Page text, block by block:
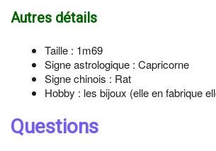
Autres détails
Taille : 1m69
Signe astrologique : Capricorne
Signe chinois : Rat
Hobby : les bijoux (elle en fabrique
Questions